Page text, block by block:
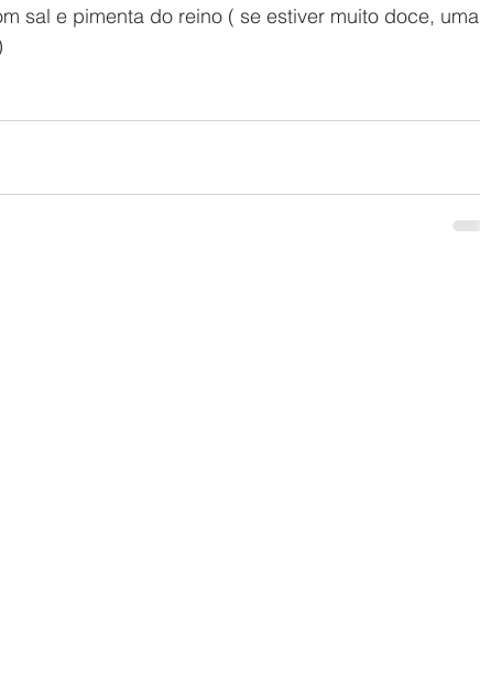
sal e pimenta do reino ( se estiver muito doce, uma